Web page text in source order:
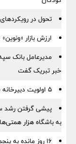
تحول در
ارزش بازار «ونوین» 100 همت شد
مدیرعامل بانک
خبر تبریک گفت
5 اولویت دبیرخانه شورایعالی برای تحول در مناطق آزاد
پیشی گرفتن رشد
به باشگاه هزار همتی‌ها
16 روز مانده به پنجمین جشنواره ایما